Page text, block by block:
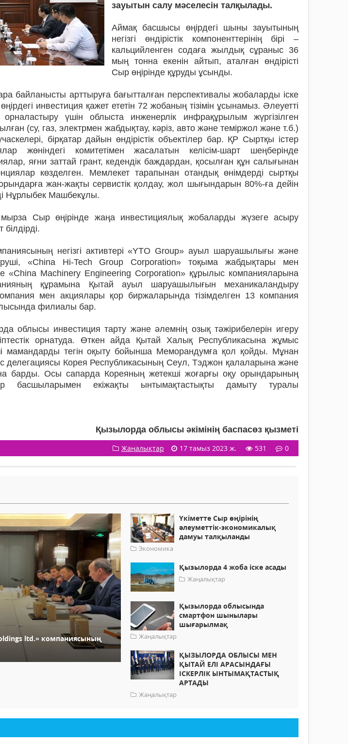
зауытын салу мәселесін талқылады.
Аймақ басшысы өңірдегі шыны зауытының
негізгі өндірістік компоненттерінің бірі –
кальцийленген содаға жылдық сұраныс 36
мың тонна екенін айтып, аталған өндірісті
Сыр өңірінде құруды ұсынды.
байланысты арттыруға бағытталған перспективалы жобаларды іске
инвестиция қажет ететін 72 жобаның тізімін ұсынамыз. Әлеуетті
үшін облыста инженерлік инфрақұрылым жүргізілген
(су, газ, электрмен жабдықтау, кәріз, авто және теміржол және т.б.)
бірқатар дайын өндірістік объектілер бар. ҚР Сыртқы істер
жөніндегі комитетімен жасалатын келісім-шарт шеңберінде
яғни заттай грант, кедендік баждардан, қосылған құн салығынан
көзделген. Мемлекет тарапынан отандық өнімдерді сыртқы
жан-жақты сервистік қолдау, жол шығындарын 80%-ға дейін
Нұрлыбек Машбекұлы.
Сыр өңірінде жаңа инвестициялық жобаларды жүзеге асыру
білдірді.
негізгі активтері «YTO Group» ауыл шаруашылығы және
«China Hi-Tech Group Corporation» тоқыма жабдықтары мен
«China Machinery Engineering Corporation» құрылыс компанияларына
құрамына Қытай ауыл шаруашылығын механикаландыру
мен акциялары қор биржаларында тізімделген 13 компания
филиалы бар.
облысы инвестиция тарту және әлемнің озық тәжірибелерін игеру
орнатуда. Өткен айда Қытай Халық Республикасына жұмыс
мамандарды тегін оқыту бойынша Меморандумға қол қойды. Мұнан
делегациясы Корея Республикасының Сеул, Тэджон қалаларына және
барды. Осы сапарда Кореяның жетекші жоғарғы оқу орындарының
басшыларымен екіжақты ынтымақтастықты дамыту туралы
Қызылорда облысы әкімінің баспасөз қызметі
Жаңалықтар 17 тамыз 2023 ж. 531 0
ltd.» компаниясының
Үкіметте Сыр өңірінің
әлеуметтік-экономикалық
дамуы талқыланды
Экономика
Қызылорда 4 жоба іске асады
Жаңалықтар
Қызылорда облысында
смартфон шынылары
шығарылмақ
Жаңалықтар
ҚЫЗЫЛОРДА ОБЛЫСЫ МЕН
ҚЫТАЙ ЕЛІ АРАСЫНДАҒЫ
ІСКЕРЛІК ЫНТЫМАҚТАСТЫҚ
АРТАДЫ
Жаңалықтар